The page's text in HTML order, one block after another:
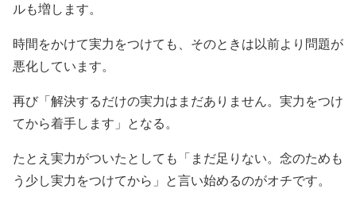
ルも増します。
時間をかけて実力をつけても、そのときは以前より問題が
悪化しています。
再び「解決するだけの実力はまだありません。実力をつけ
てから着手します」となる。
たとえ実力がついたとしても「まだ足りない。念のためも
う少し実力をつけてから」と言い始めるのがオチです。